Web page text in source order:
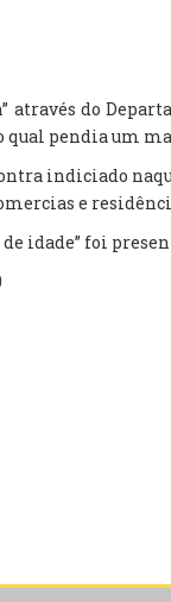
através do
qual pendia um
indiciado
e
de idade” foi